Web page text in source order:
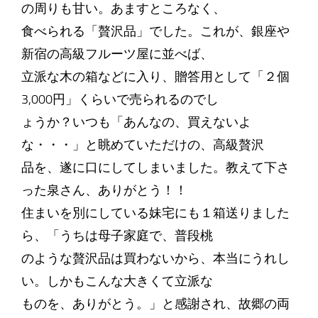
の周りも甘い。あますところなく、
食べられる「贅沢品」でした。これが、銀座や
新宿の高級フルーツ屋に並べば、
立派な木の箱などに入り、贈答用として「２個
3,000円」くらいで売られるのでし
ょうか？いつも「あんなの、買えないよ
な・・・」と眺めていただけの、高級贅沢
品を、遂に口にしてしまいました。教えて下さ
った泉さん、ありがとう！！
住まいを別にしている妹宅にも１箱送りました
ら、「うちは母子家庭で、普段桃
のような贅沢品は買わないから、本当にうれし
い。しかもこんな大きくて立派な
ものを、ありがとう。」と感謝され、故郷の両